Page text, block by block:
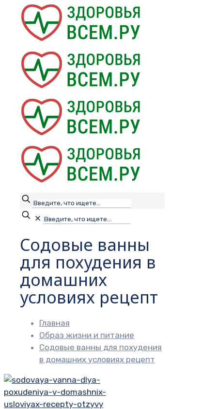
✕
Содовые ванны
для похудения в
домашних
условиях рецепт
Главная
Образ жизни и питание
Содовые ванны для похудения
в домашних условиях рецепт